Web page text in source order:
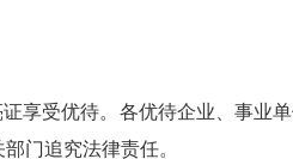
受优待。各优待企业、事业单
门追究法律责任。